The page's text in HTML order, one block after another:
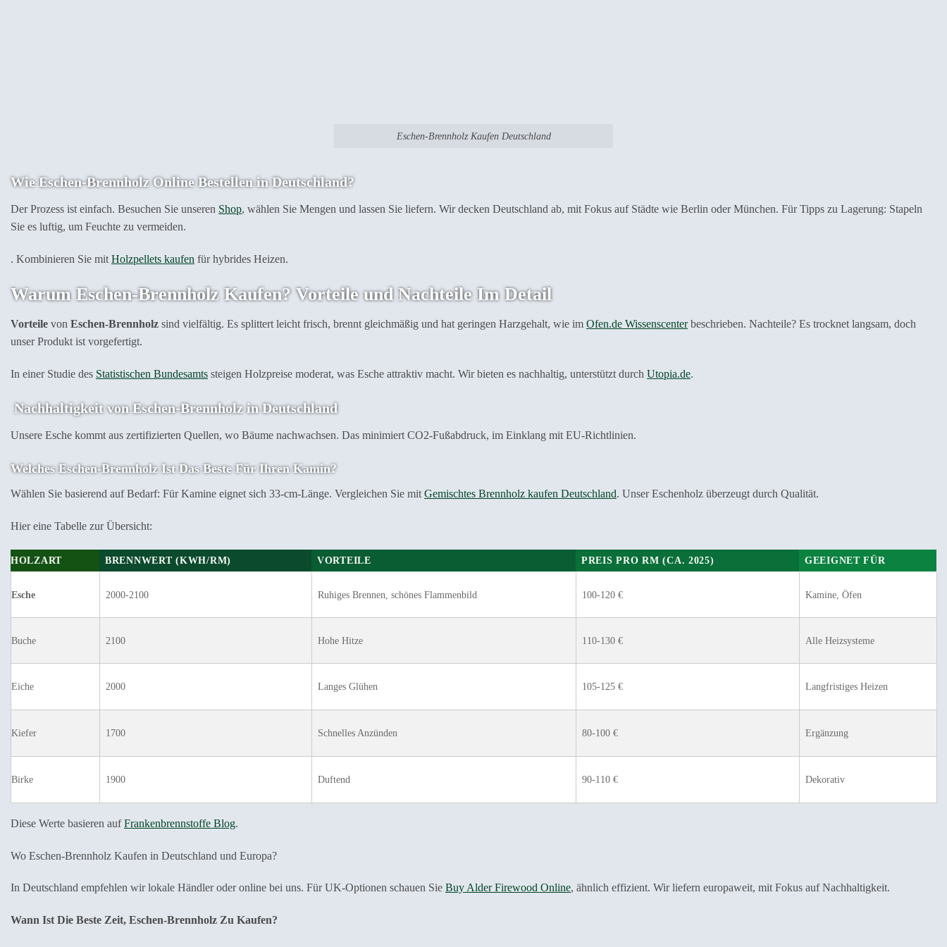
Eschen-Brennholz Kaufen Deutschland
Wie Eschen-Brennholz Online Bestellen in Deutschland?
Der Prozess ist einfach. Besuchen Sie unseren Shop, wählen Sie Mengen und lassen Sie liefern. Wir decken Deutschland ab, mit Fokus auf Städte wie Berlin oder München. Für Tipps zu Lagerung: Stapeln
Sie es luftig, um Feuchte zu vermeiden.
. Kombinieren Sie mit Holzpellets kaufen für hybrides Heizen.
Warum Eschen-Brennholz Kaufen? Vorteile und Nachteile Im Detail
Vorteile von Eschen-Brennholz sind vielfältig. Es splittert leicht frisch, brennt gleichmäßig und hat geringen Harzgehalt, wie im Ofen.de Wissenscenterbeschrieben. Nachteile? Es trocknet langsam, doch
unser Produkt ist vorgefertigt.
In einer Studie des Statistischen Bundesamts steigen Holzpreise moderat, was Esche attraktiv macht. Wir bieten es nachhaltig, unterstützt durch Utopia.de.
Nachhaltigkeit von Eschen-Brennholz in Deutschland
Unsere Esche kommt aus zertifizierten Quellen, wo Bäume nachwachsen. Das minimiert CO2-Fußabdruck, im Einklang mit EU-Richtlinien.
Welches Eschen-Brennholz Ist Das Beste Für Ihren Kamin?
Wählen Sie basierend auf Bedarf: Für Kamine eignet sich 33-cm-Länge. Vergleichen Sie mit Gemischtes Brennholz kaufen Deutschland. Unser Eschenholz überzeugt durch Qualität.
Hier eine Tabelle zur Übersicht:
HOLZART BRENNWERT (KWH/RM) VORTEILE PREIS PRO RM (CA. 2025) GEEIGNET FÜR
Esche 2000-2100 Ruhiges Brennen, schönes Flammenbild 100-120 € Kamine, Öfen
Buche 2100 Hohe Hitze 110-130 € Alle Heizsysteme
Eiche 2000 Langes Glühen 105-125 € Langfristiges Heizen
Kiefer 1700 Schnelles Anzünden 80-100 € Ergänzung
Birke 1900 Duftend 90-110 € Dekorativ
Diese Werte basieren aufFrankenbrennstoffe Blog.
Wo Eschen-Brennholz Kaufen in Deutschland und Europa?
In Deutschland empfehlen wir lokale Händler oder online bei uns. Für UK-Optionen schauen Sie Buy Alder Firewood Online, ähnlich effizient. Wir liefern europaweit, mit Fokus auf Nachhaltigkeit.
Wann Ist Die Beste Zeit, Eschen-Brennholz Zu Kaufen?